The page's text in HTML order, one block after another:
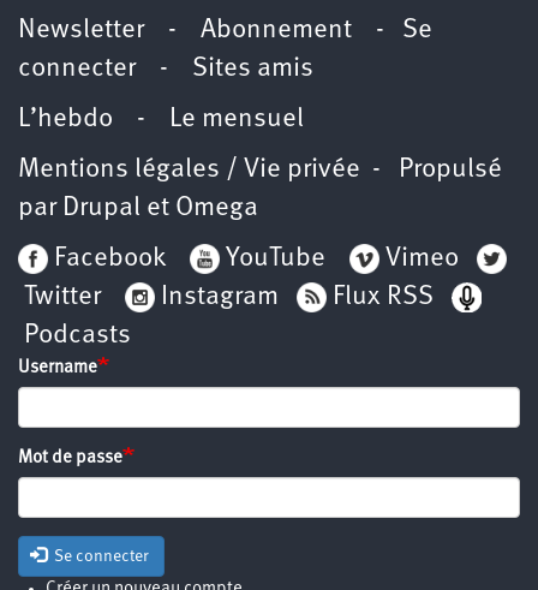
Newsletter - Abonnement - Se
connecter- Sites amis
L’hebdo - Le mensuel
Mentions légales / Vie privée - Propulsé
par Drupal et Omega
Facebook
YouTube
Vimeo
Twitter
Instagram
Flux RSS
Podcasts
Username
Mot de passe
Se connecter